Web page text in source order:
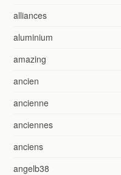
alliances
aluminium
amazing
ancien
ancienne
anciennes
anciens
angelb38